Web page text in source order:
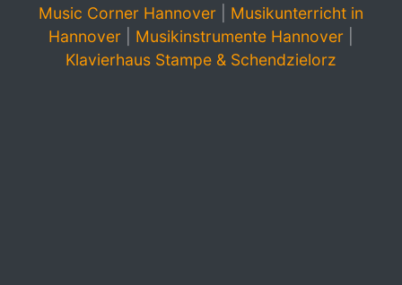
Music Corner Hannover
Musikunterricht in
Hannover
Musikinstrumente Hannover
Klavierhaus Stampe & Schendzielorz